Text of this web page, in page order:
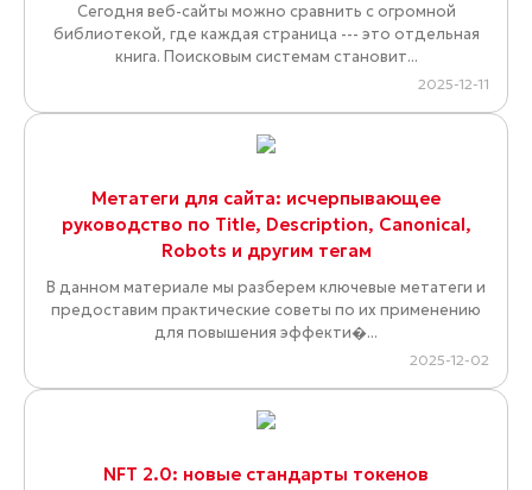
Сегодня веб-сайты можно сравнить с огромной
библиотекой, где каждая страница --- это отдельная
книга. Поисковым системам становит...
2025-12-11
Метатеги для сайта: исчерпывающее
руководство по Title, Description, Canonical,
Robots и другим тегам
В данном материале мы разберем ключевые метатеги и
предоставим практические советы по их применению
для повышения эффекти�...
2025-12-02
NFT 2.0: новые стандарты токенов